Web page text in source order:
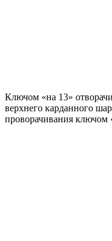
Ключом «на 13»
верхнего карданного
проворачивания ключом